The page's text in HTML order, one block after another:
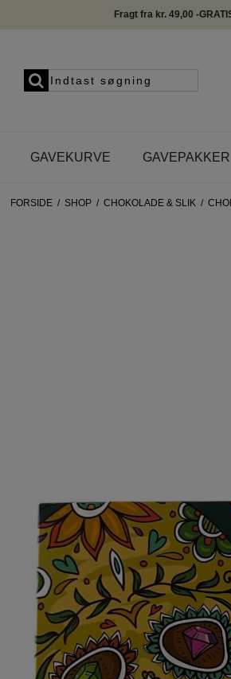
Fragt fra kr. 49,00 -
GAVEKURVE GAVEPAKKER
FORSIDE / SHOP / CHOKOLADE & SLIK /